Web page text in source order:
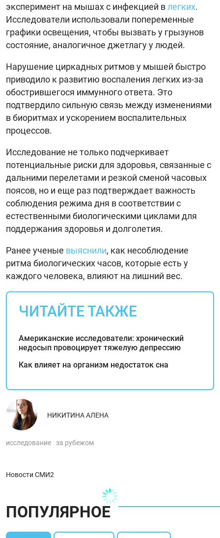
эксперимент на мышах с инфекцией влегких.
Исследователи использовали попеременные
графики освещения, чтобы вызвать у грызунов
состояние, аналогичное джетлагу у людей.
Нарушение циркадных ритмов у мышей быстро
приводило к развитию воспаления легких из-за
обострившегося иммунного ответа. Это
подтвердило сильную связь между изменениями
в биоритмах и ускорением воспалительных
процессов.
Исследование не только подчеркивает
потенциальные риски для здоровья, связанные с
дальними перелетами и резкой сменой часовых
поясов, но и еще раз подтверждает важность
соблюдения режима дня в соответствии с
естественными биологическими циклами для
поддержания здоровья и долголетия.
Ранее ученые выяснили, как несоблюдение
ритма биологических часов, которые есть у
каждого человека, влияют на лишний вес.
ЧИТАЙТЕ ТАКЖЕ
Американские исследователи: хронический
недосып провоцирует тяжелую депрессию
Как влияет на организм недостаток сна
НИКИТИНА АЛЕНА
исследование за рубежом
Новости СМИ2
ПОПУЛЯРНОЕ